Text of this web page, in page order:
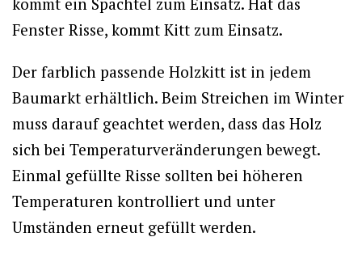
Fenster Risse, kommt Kitt zum Einsatz.
Der farblich passende Holzkitt ist in jedem
Baumarkt erhältlich. Beim Streichen im Winter
muss darauf geachtet werden, dass das Holz
sich bei Temperaturveränderungen bewegt.
Einmal gefüllte Risse sollten bei höheren
Temperaturen kontrolliert und unter
Umständen erneut gefüllt werden.